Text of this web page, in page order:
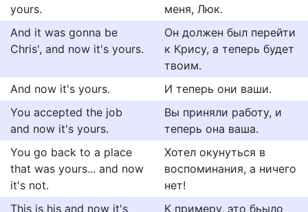
yours.
меня, Люк.
And it was gonna be
Chris', and now it's yours.
Он должен был перейти
к Крису, а теперь будет
твоим.
And now it's yours.
И теперь они ваши.
You accepted the job
and now it's yours.
Вы приняли работу, и
теперь она ваша.
You go back to a place
that was yours... and now
it's not.
Хотел окунуться в
воспоминания, а ничего
нет!
This is his and now it's
К примеру, это бьыло